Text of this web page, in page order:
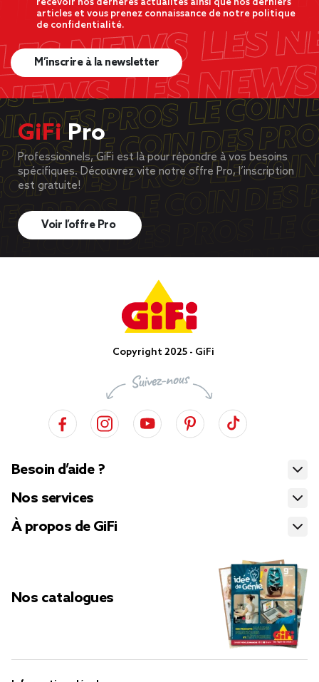
recevoir nos dernères actualités ainsi que nos derniers
articles et vous prenez connaissance de notre politique
de confidentialité.
M’inscrire à la newsletter
GiFiPro
Professionnels, GiFi est là pour répondre à vos besoins
spécifiques. Découvrez vite notre offre Pro, l’inscription
est gratuite!
Voir l’offre Pro
Copyright 2025 - GiFi
Besoin d’aide ?
Nos services
À propos de GiFi
Nos catalogues